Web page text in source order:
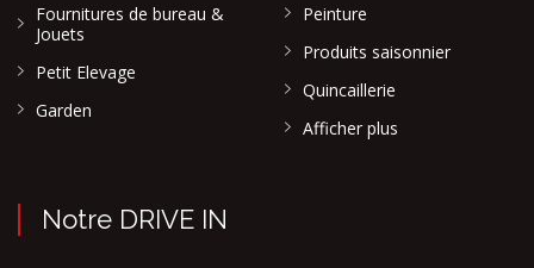
Fournitures de bureau &
Jouets
Petit Elevage
Garden
Peinture
Produits saisonnier
Quincaillerie
Afficher plus
Notre DRIVE IN